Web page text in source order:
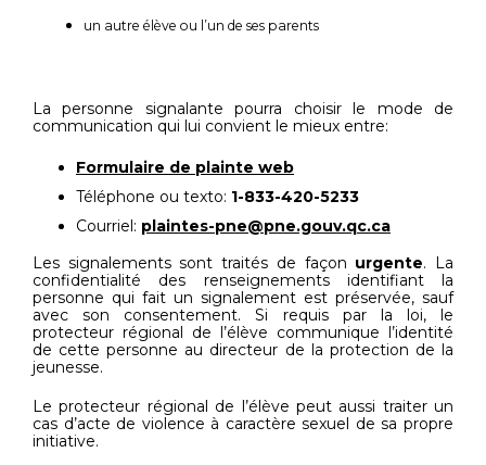
un autre élève ou l’un de ses parents
La personne signalante pourra choisir le mode de
communication qui lui convient le mieux entre:
Formulaire de plainte web
Téléphone ou texto: 1-833-420-5233
Courriel: plaintes-pne@pne.gouv.qc.ca
Les signalements sont traités de façon urgente. La
confidentialité des renseignements identifiant la
personne qui fait un signalement est préservée, sauf
avec son consentement. Si requis par la loi, le
protecteur régional de l’élève communique l’identité
de cette personne au directeur de la protection de la
jeunesse.
Le protecteur régional de l’élève peut aussi traiter un
cas d’acte de violence à caractère sexuel de sa propre
initiative.